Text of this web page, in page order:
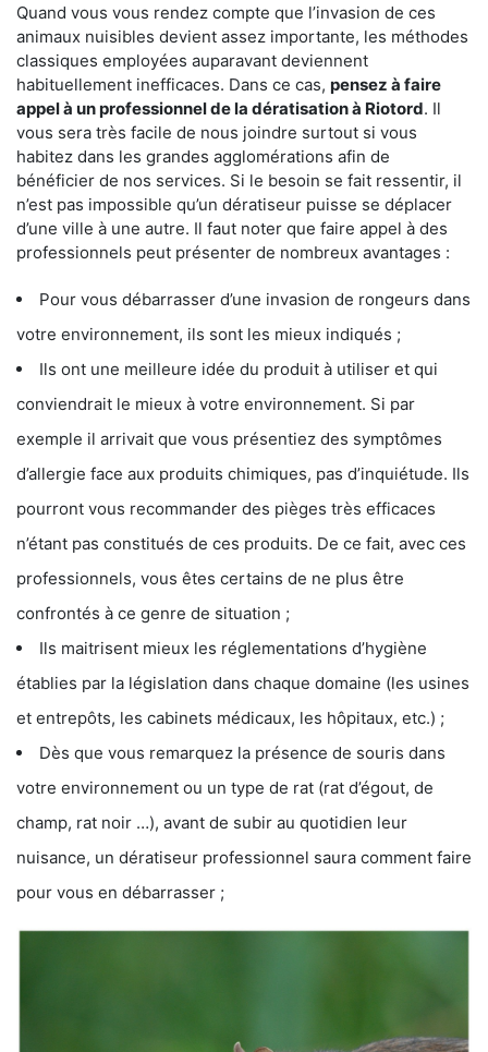
Quand vous vous rendez compte que l’invasion de ces
animaux nuisibles devient assez importante, les méthodes
classiques employées auparavant deviennent
habituellement inefficaces. Dans ce cas, pensez à faire
appel à un professionnel de la dératisation à Riotord. Il
vous sera très facile de nous joindre surtout si vous
habitez dans les grandes agglomérations afin de
bénéficier de nos services. Si le besoin se fait ressentir, il
n’est pas impossible qu’un dératiseur puisse se déplacer
d’une ville à une autre. Il faut noter que faire appel à des
professionnels peut présenter de nombreux avantages :
Pour vous débarrasser d’une invasion de rongeurs dans
votre environnement, ils sont les mieux indiqués ;
Ils ont une meilleure idée du produit à utiliser et qui
conviendrait le mieux à votre environnement. Si par
exemple il arrivait que vous présentiez des symptômes
d’allergie face aux produits chimiques, pas d’inquiétude. Ils
pourront vous recommander des pièges très efficaces
n’étant pas constitués de ces produits. De ce fait, avec ces
professionnels, vous êtes certains de ne plus être
confrontés à ce genre de situation ;
Ils maitrisent mieux les réglementations d’hygiène
établies par la législation dans chaque domaine (les usines
et entrepôts, les cabinets médicaux, les hôpitaux, etc.) ;
Dès que vous remarquez la présence de souris dans
votre environnement ou un type de rat (rat d’égout, de
champ, rat noir …), avant de subir au quotidien leur
nuisance, un dératiseur professionnel saura comment faire
pour vous en débarrasser ;